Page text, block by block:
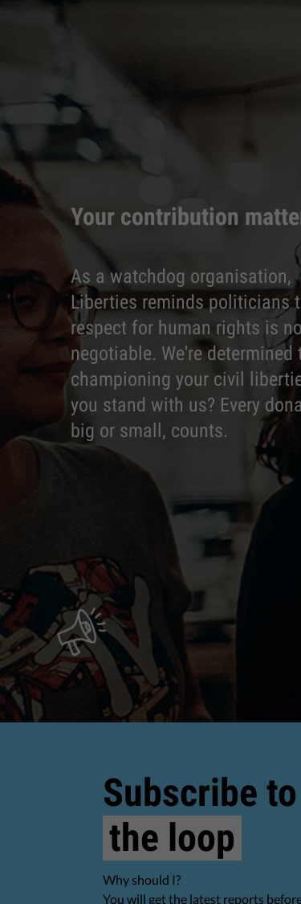
Your contribution
As a watchdog organisation,
Liberties reminds politicians
respect for human rights is
negotiable. We're determined
championing your civil
you stand with us? Every
big or small, counts.
Subscribe
the loop
Why should I?
You will get the latest reports